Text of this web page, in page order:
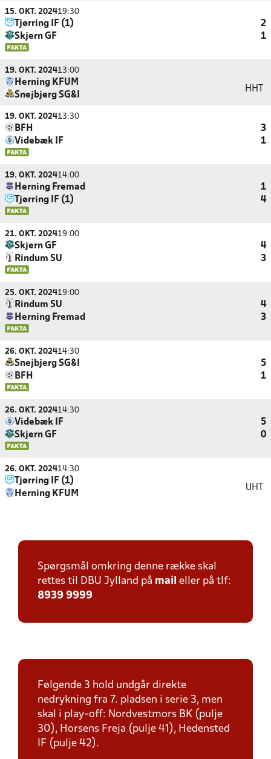
15. OKT. 202419:30
Tjørring IF (1)
2
Skjern GF
1
19. OKT. 202413:00
Herning KFUM
Snejbjerg SG&I
HHT
19. OKT. 202413:30
BFH
3
Videbæk IF
1
19. OKT. 202414:00
Herning Fremad
1
Tjørring IF (1)
4
21. OKT. 202419:00
Skjern GF
4
Rindum SU
3
25. OKT. 202419:00
Rindum SU
4
Herning Fremad
3
26. OKT. 202414:30
Snejbjerg SG&I
5
BFH
1
26. OKT. 202414:30
Videbæk IF
5
Skjern GF
0
26. OKT. 202414:30
Tjørring IF (1)
Herning KFUM
UHT
Spørgsmål omkring denne række skal
rettes til DBU Jylland på mail eller på tlf:
8939 9999
Følgende 3 hold undgår direkte
nedrykning fra 7. pladsen i serie 3, men
skal i play-off: Nordvestmors BK (pulje
30), Horsens Freja (pulje 41), Hedensted
IF (pulje 42).